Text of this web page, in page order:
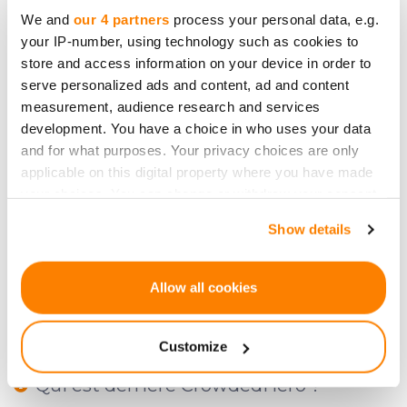
We and our 4 partners process your personal data, e.g.
your IP-number, using technology such as cookies to
store and access information on your device in order to
serve personalized ads and content, ad and content
measurement, audience research and services
development. You have a choice in who uses your data
and for what purposes. Your privacy choices are only
applicable on this digital property where you have made
If you allow, we would also like to:
Identify your device by actively scanning it for
specific characteristics (fingerprinting)
Show details
Allow all cookies
Customize
Classification des investisseurs
Y a-t-il des règles pour les
commentaires, questions et
informations sur CrowdedHero ?
Pourquoi dois-je confirmer mon
Qu'est-ce que CrowdedHero ?
Qui est derrière CrowdedHero ?